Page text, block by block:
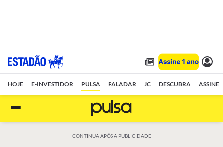
HOJE E-INVESTIDOR PULSA PALADAR JC DESCUBRA ASSINE
CONTINUA APÓS A PUBLICIDADE